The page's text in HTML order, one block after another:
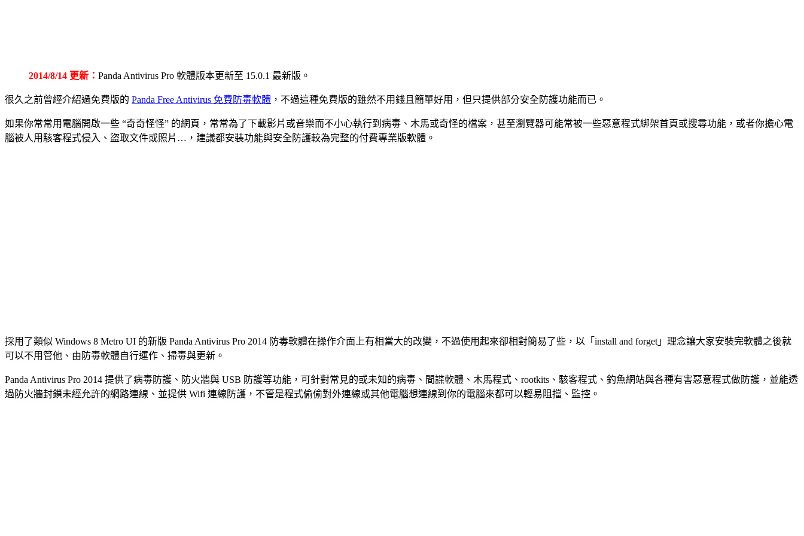
2014/8/14 更新： Panda Antivirus Pro 軟體版本更新至 15.0.1 最新版。
很久之前曾經介紹過免費版的 Panda Free Antivirus 免費防毒軟體 ，不過這種免費版的雖然不用錢且簡單好用，但只提供部分安全防護功能而已。
如果你常常用電腦開啟一些 “奇奇怪怪” 的網頁，常常為了下載影片或音樂而不小心執行到病毒、木馬或奇怪的檔案，甚至瀏覽器可能常被一些惡意程式綁架首頁或搜尋功能，或者你擔心電
腦被人用駭客程式侵入、盜取文件或照片…，建議都安裝功能與安全防護較為完整的付費專業版軟體。
採用了類似 Windows 8 Metro UI 的新版 Panda Antivirus Pro 2014 防毒軟體在操作介面上有相當大的改變，不過使用起來卻相對簡易了些，以「install and forget」理念讓大家安裝完軟體之後就
可以不用管他、由防毒軟體自行運作、掃毒與更新。
Panda Antivirus Pro 2014 提供了病毒防護、防火牆與 USB 防護等功能，可針對常見的或未知的病毒、間諜軟體、木馬程式、rootkits、駭客程式、釣魚網站與各種有害惡意程式做防護，並能透
過防火牆封鎖未經允許的網路連線、並提供 Wifi 連線防護，不管是程式偷偷對外連線或其他電腦想連線到你的電腦來都可以輕易阻擋、監控。